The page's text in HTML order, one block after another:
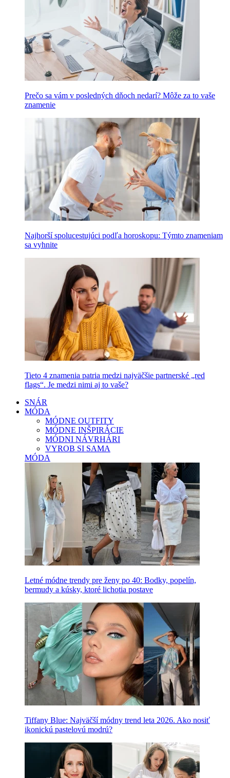
Prečo sa vám v posledných dňoch nedarí? Môže za to vaše
znamenie
Najhorší spolucestujúci podľa horoskopu: Týmto znameniam
sa vyhnite
Tieto 4 znamenia patria medzi najväčšie partnerské „red
flags“. Je medzi nimi aj to vaše?
SNÁR
MÓDA
MÓDNE OUTFITY
MÓDNE INŠPIRÁCIE
MÓDNI NÁVRHÁRI
VYROB SI SAMA
MÓDA
Letné módne trendy pre ženy po 40: Bodky, popelín,
bermudy a kúsky, ktoré lichotia postave
Tiffany Blue: Najväčší módny trend leta 2026. Ako nosiť
ikonickú pastelovú modrú?